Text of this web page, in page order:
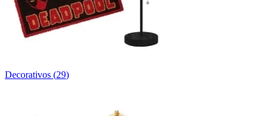
Decorativos (29)